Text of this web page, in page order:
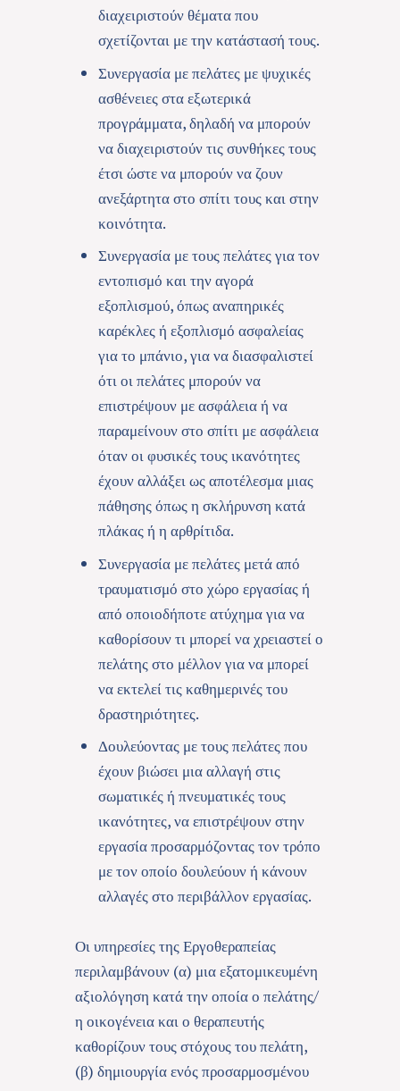
διαχειριστούν θέματα που
σχετίζονται με την κατάστασή τους.
Συνεργασία με πελάτες με ψυχικές
ασθένειες στα εξωτερικά
προγράμματα, δηλαδή να μπορούν
να διαχειριστούν τις συνθήκες τους
έτσι ώστε να μπορούν να ζουν
ανεξάρτητα στο σπίτι τους και στην
κοινότητα.
Συνεργασία με τους πελάτες για τον
εντοπισμό και την αγορά
εξοπλισμού, όπως αναπηρικές
καρέκλες ή εξοπλισμό ασφαλείας
για το μπάνιο, για να διασφαλιστεί
ότι οι πελάτες μπορούν να
επιστρέψουν με ασφάλεια ή να
παραμείνουν στο σπίτι με ασφάλεια
όταν οι φυσικές τους ικανότητες
έχουν αλλάξει ως αποτέλεσμα μιας
πάθησης όπως η σκλήρυνση κατά
πλάκας ή η αρθρίτιδα.
Συνεργασία με πελάτες μετά από
τραυματισμό στο χώρο εργασίας ή
από οποιοδήποτε ατύχημα για να
καθορίσουν τι μπορεί να χρειαστεί ο
πελάτης στο μέλλον για να μπορεί
να εκτελεί τις καθημερινές του
δραστηριότητες.
Δουλεύοντας με τους πελάτες που
έχουν βιώσει μια αλλαγή στις
σωματικές ή πνευματικές τους
ικανότητες, να επιστρέψουν στην
εργασία προσαρμόζοντας τον τρόπο
με τον οποίο δουλεύουν ή κάνουν
αλλαγές στο περιβάλλον εργασίας.
Οι υπηρεσίες της Εργοθεραπείας
περιλαμβάνουν (α) μια εξατομικευμένη
αξιολόγηση κατά την οποία ο πελάτης/
η οικογένεια και ο θεραπευτής
καθορίζουν τους στόχους του πελάτη,
(β) δημιουργία ενός προσαρμοσμένου